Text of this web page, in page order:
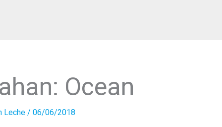
Ocean
Leche / 06/06/2018